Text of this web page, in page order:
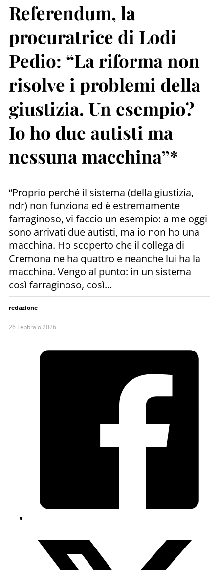
Referendum, la
procuratrice di Lodi
Pedio: “La riforma non
risolve i problemi della
giustizia. Un esempio?
Io ho due autisti ma
nessuna macchina”*
“Proprio perché il sistema (della giustizia,
ndr) non funziona ed è estremamente
farraginoso, vi faccio un esempio: a me oggi
sono arrivati due autisti, ma io non ho una
macchina. Ho scoperto che il collega di
Cremona ne ha quattro e neanche lui ha la
macchina. Vengo al punto: in un sistema
così farraginoso, così…
redazione
26 Febbraio 2026